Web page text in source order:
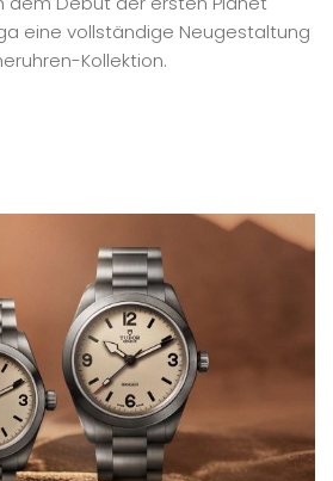
eine vollständige Neugestaltung
Kollektion.